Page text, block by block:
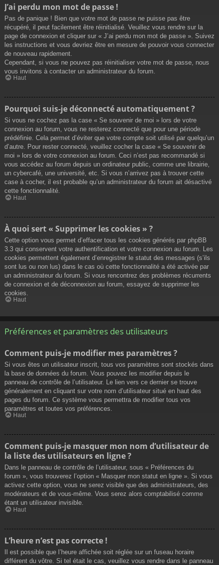
J’ai perdu mon mot de passe !
Pas de panique ! Bien que votre mot de passe ne puisse pas être
récupéré, il peut facilement être réinitialisé. Veuillez vous rendre sur la
page de connexion et cliquer sur « J’ai perdu mon mot de passe ». Suivez
les instructions et vous devriez être en mesure de pouvoir vous connecter
de nouveau rapidement.
Cependant, si vous ne pouvez pas réinitialiser votre mot de passe, nous
vous invitons à contacter un administrateur du forum.
Haut
Pourquoi suis-je déconnecté automatiquement ?
Si vous ne cochez pas la case « Se souvenir de moi » lors de votre
connexion au forum, vous ne resterez connecté que pour une période
prédéfinie. Cela permet d’éviter que votre compte soit utilisé par quelqu’un
d’autre. Pour rester connecté, veuillez cocher la case « Se souvenir de
moi » lors de votre connexion au forum. Ceci n’est pas recommandé si
vous accédez au forum depuis un ordinateur public, comme une librairie,
un cybercafé, une université, etc. Si vous n’arrivez pas à trouver cette
case à cocher, il est probable qu’un administrateur du forum ait désactivé
cette fonctionnalité.
Haut
À quoi sert « Supprimer les cookies » ?
Cette option vous permet d’effacer tous les cookies générés par phpBB
3.3 qui conservent votre authentification et votre connexion au forum. Les
cookies permettent également d’enregistrer le statut des messages (s’ils
sont lus ou non lus) dans le cas où cette fonctionnalité a été activée par
un administrateur du forum. Si vous rencontrez des problèmes récurrents
de connexion et de déconnexion au forum, essayez de supprimer les
cookies.
Haut
Préférences et paramètres des utilisateurs
Comment puis-je modifier mes paramètres ?
Si vous êtes un utilisateur inscrit, tous vos paramètres sont stockés dans
la base de données du forum. Vous pouvez les modifier depuis le
panneau de contrôle de l’utilisateur. Le lien vers ce dernier se trouve
généralement en cliquant sur votre nom d’utilisateur situé en haut des
pages du forum. Ce système vous permettra de modifier tous vos
paramètres et toutes vos préférences.
Haut
Comment puis-je masquer mon nom d’utilisateur de
la liste des utilisateurs en ligne ?
Dans le panneau de contrôle de l’utilisateur, sous « Préférences du
forum », vous trouverez l’option « Masquer mon statut en ligne ». Si vous
activez cette option, vous ne serez visible que des administrateurs, des
modérateurs et de vous-même. Vous serez alors comptabilisé comme
étant un utilisateur invisible.
Haut
L’heure n’est pas correcte !
Il est possible que l’heure affichée soit réglée sur un fuseau horaire
différent du vôtre. Si tel était le cas, veuillez vous rendre dans le panneau